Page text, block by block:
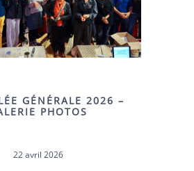
GÉNÉRALE 2026 –
PHOTOS
22 avril 2026